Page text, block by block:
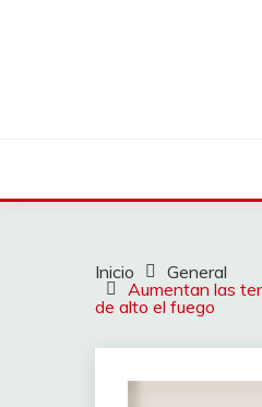
Inicio
General
Aumentan las
de alto el fuego